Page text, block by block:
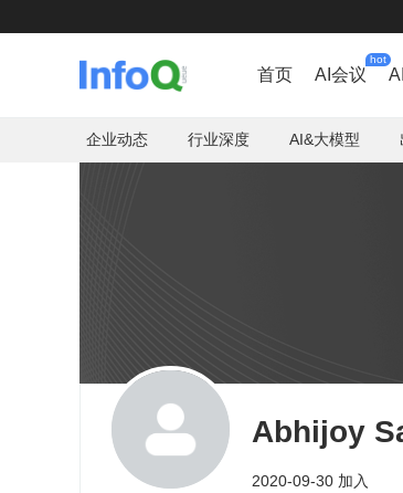
首页 AI会议
hot
企业动态 行业深度 AI&大模型
Abhijoy
2020-09-30 加入